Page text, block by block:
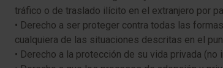
tráfico o de traslado ilícito en el extranjero por
• Derecho a ser proteger contra todas las
cualquiera de las situaciones descritas en el
• Derecho a la protección de su vida privada